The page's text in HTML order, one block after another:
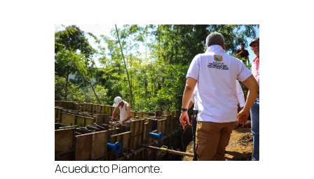
Acueducto Piamonte.